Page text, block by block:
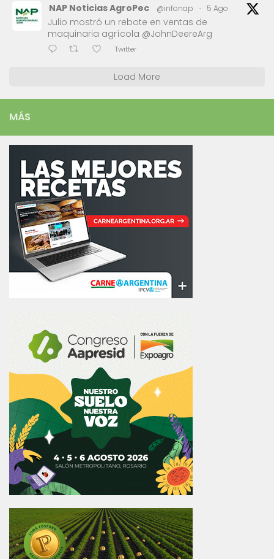
NAP Noticias AgroPec @infonap · 5 Ago
Julio mostró un rebote en ventas de
maquinaria agrícola @JohnDeereArg
Twitter
Load More
MÁS